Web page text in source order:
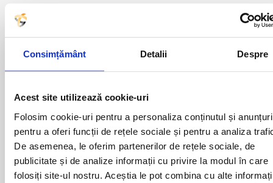
Consimțământ Detalii Despre
Acest site utilizează cookie-uri
Folosim cookie-uri pentru a personaliza conținutul și
pentru a oferi funcții de rețele sociale și pentru a analiza
De asemenea, le oferim partenerilor de rețele sociale, de
publicitate și de analize informații cu privire la modul în care
folosiți site-ul nostru. Aceștia le pot combina cu alte
Curse din Romania catre
BRESCIA:
ACAS
AIUD
ALESD
ALEXANDRIA
BACAU
BAIA MARE
BAILE HERCULANE
BAILESTI
LUGOJ
MEDGIDIA
MIZIL
MOINESTI
MOTCA
NUSFALAU
OLTENITA
ONESTI
ORADEA